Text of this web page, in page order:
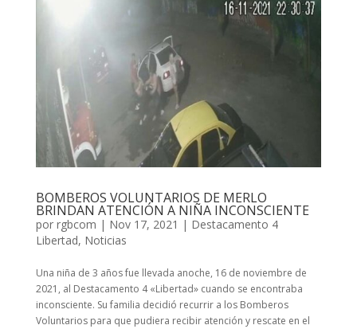
BOMBEROS VOLUNTARIOS DE MERLO
BRINDAN ATENCIÓN A NIÑA INCONSCIENTE
por rgbcom | Nov 17, 2021 | Destacamento 4
Libertad, Noticias
Una niña de 3 años fue llevada anoche, 16 de noviembre de
2021, al Destacamento 4 «Libertad» cuando se encontraba
inconsciente. Su familia decidió recurrir a los Bomberos
Voluntarios para que pudiera recibir atención y rescate en el